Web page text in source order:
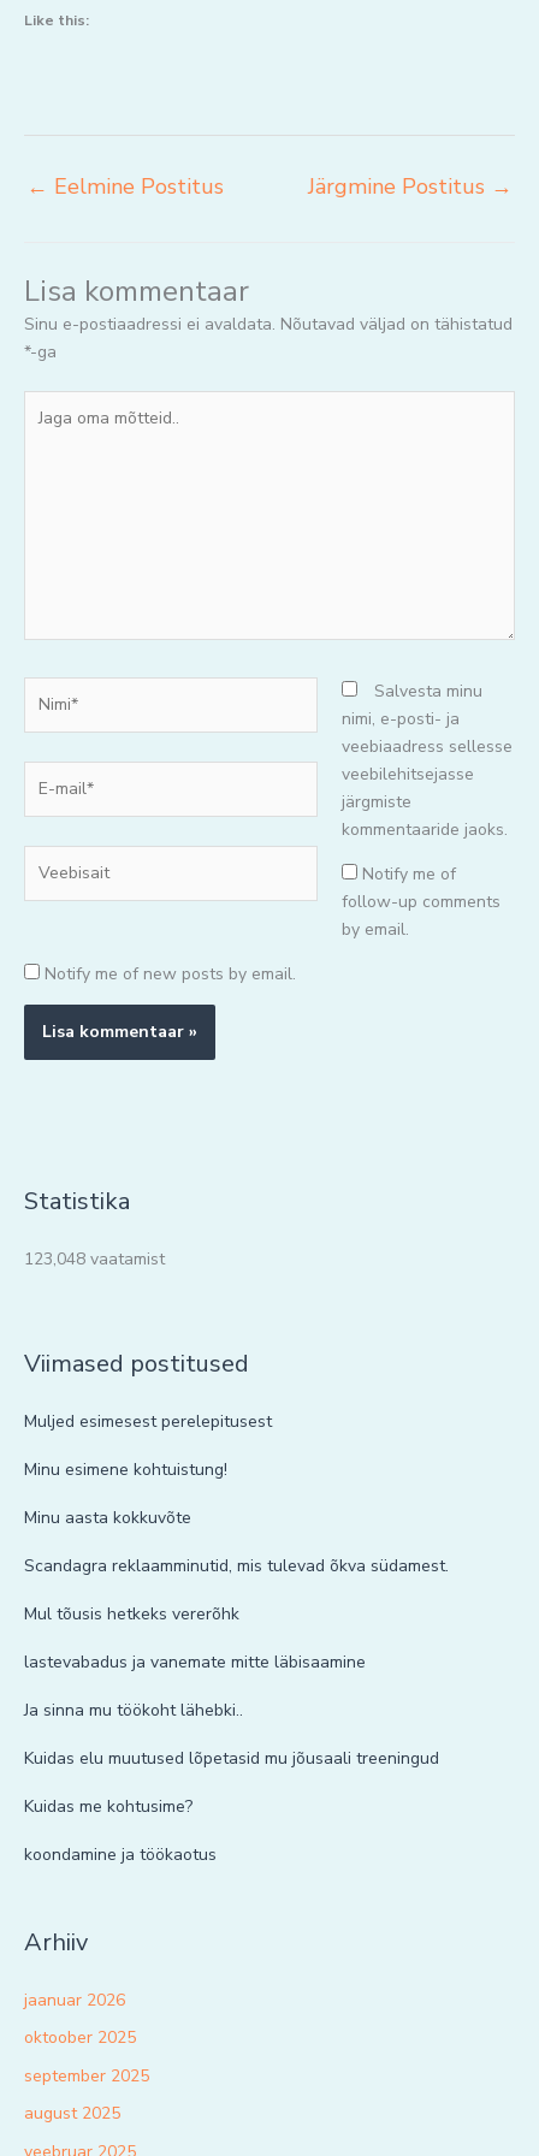
Like this:
← Eelmine Postitus Järgmine Postitus →
Lisa kommentaar
Sinu e-postiaadressi ei avaldata. Nõutavad väljad on tähistatud
*-ga
oma
mail*
Salvesta minu
nimi, e-posti- ja
veebiaadress sellesse
veebilehitsejasse
järgmiste
kommentaaride jaoks.
Notify me of
follow-up comments
by email.
Notify me of new posts by email.
Statistika
123,048 vaatamist
Viimased postitused
Muljed esimesest perelepitusest
Minu esimene kohtuistung!
Minu aasta kokkuvõte
Scandagra reklaamminutid, mis tulevad õkva südamest.
Mul tõusis hetkeks vererõhk
lastevabadus ja vanemate mitte läbisaamine
Ja sinna mu töökoht lähebki..
Kuidas elu muutused lõpetasid mu jõusaali treeningud
Kuidas me kohtusime?
koondamine ja töökaotus
Arhiiv
jaanuar 2026
oktoober 2025
september 2025
august 2025